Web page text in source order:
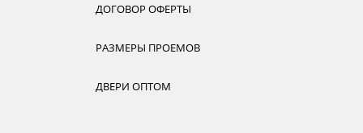
ДОГОВОР ОФЕРТЫ
РАЗМЕРЫ ПРОЕМОВ
ДВЕРИ ОПТОМ